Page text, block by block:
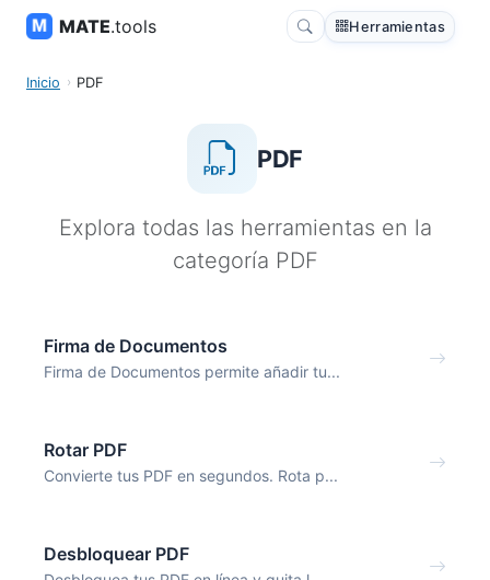
MATE.tools Herramientas
Inicio PDF
PDF
Explora todas las herramientas en la
categoría PDF
Firma de Documentos
Firma de Documentos permite añadir tu...
Rotar PDF
Convierte tus PDF en segundos. Rota p...
Desbloquear PDF